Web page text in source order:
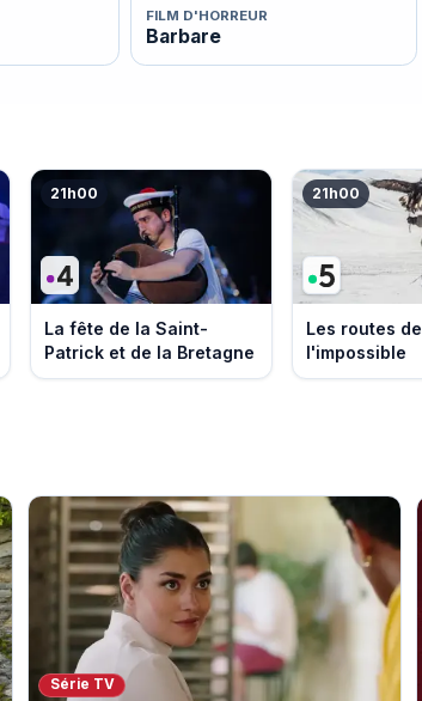
FILM D'HORREUR
Barbare
21h00
La fête de la Saint-
Patrick et de la Bretagne
21h00
Les routes de
l'impossible
Série TV